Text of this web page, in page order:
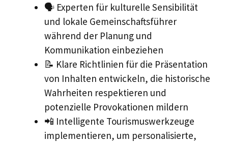
🗣️ Experten für kulturelle Sensibilität
und lokale Gemeinschaftsführer
während der Planung und
Kommunikation einbeziehen
📝 Klare Richtlinien für die Präsentation
von Inhalten entwickeln, die historische
Wahrheiten respektieren und
potenzielle Provokationen mildern
📲 Intelligente Tourismuswerkzeuge
implementieren, um personalisierte,